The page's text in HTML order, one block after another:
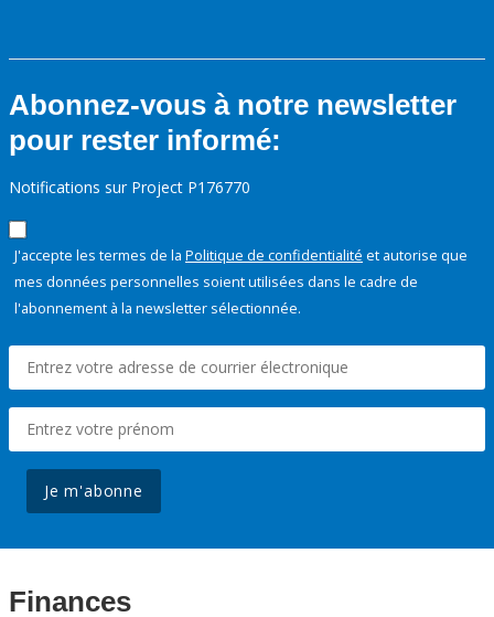
Abonnez-vous à notre newsletter
pour rester informé:
Notifications sur Project P176770
J'accepte les termes de la Politique de confidentialité et autorise que
mes données personnelles soient utilisées dans le cadre de
l'abonnement à la newsletter sélectionnée.
Je m'abonne
Finances